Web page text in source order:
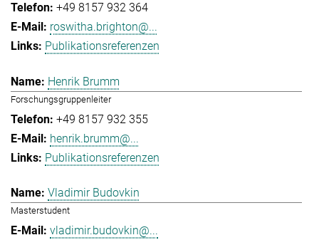
+49 8157 932 364
roswitha.brighton@...
Publikationsreferenzen
Henrik Brumm
Forschungsgruppenleiter
+49 8157 932 355
henrik.brumm@...
Publikationsreferenzen
Vladimir Budovkin
Masterstudent
vladimir.budovkin@...